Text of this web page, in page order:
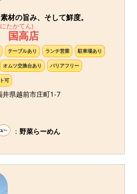
材の旨み、そして鮮度。
たかてん)
国高店
テーブルあり ランチ営業 駐車場あり
オムツ交換台あり バリアフリー
可
県越前市庄町1-7
： 野菜らーめん